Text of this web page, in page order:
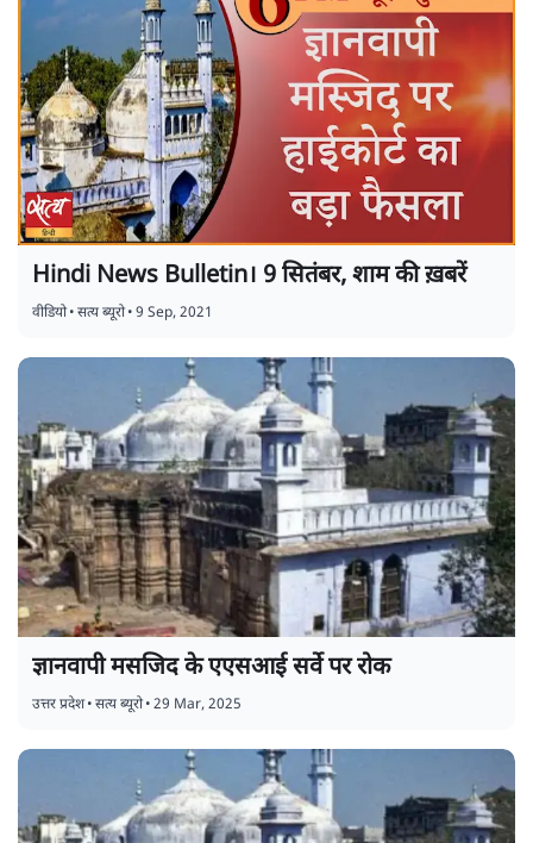
Hindi News Bulletin। 9 सितंबर, शाम की ख़बरें
वीडियो•सत्य ब्यूरो•9 Sep, 2021
ज्ञानवापी मसजिद के एएसआई सर्वे पर रोक
उत्तर प्रदेश•सत्य ब्यूरो•29 Mar, 2025